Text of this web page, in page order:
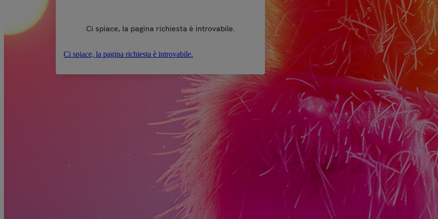
Ci spiace, la pagina richiesta è introvabile.
Ci spiace, la pagina richiesta è introvabile.